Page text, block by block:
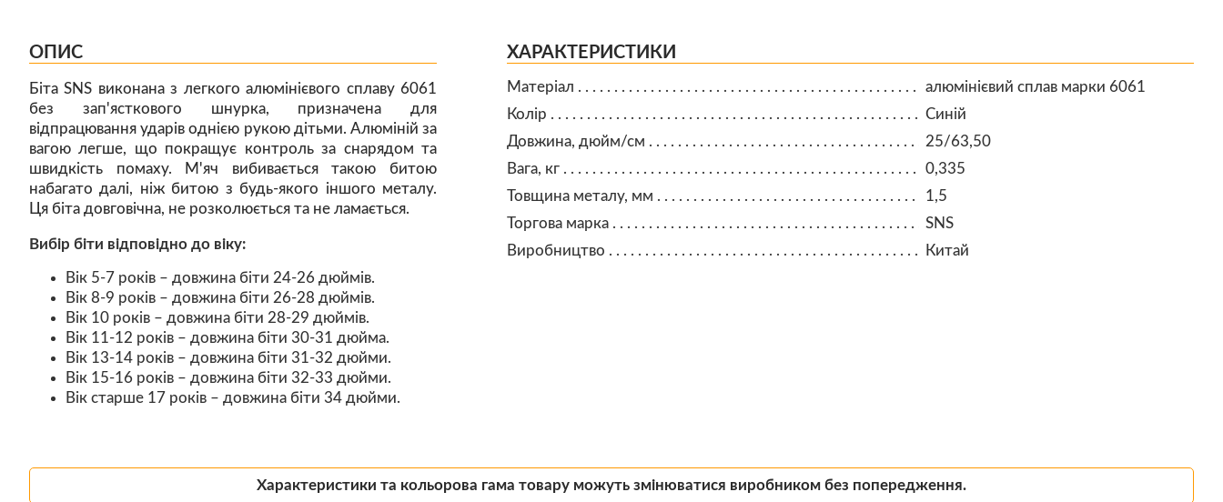
ОПИС
Біта SNS виконана з легкого алюмінієвого сплаву 6061
без зап'ясткового шнурка, призначена для
відпрацювання ударів однією рукою дітьми. Алюміній за
вагою легше, що покращує контроль за снарядом та
швидкість помаху. М'яч вибивається такою битою
набагато далі, ніж битою з будь-якого іншого металу.
Ця біта довговічна, не розколюється та не ламається.
Вибір біти відповідно до віку:
Вік 5-7 років – довжина біти 24-26 дюймів.
Вік 8-9 років – довжина біти 26-28 дюймів.
Вік 10 років – довжина біти 28-29 дюймів.
Вік 11-12 років – довжина біти 30-31 дюйма.
Вік 13-14 років – довжина біти 31-32 дюйми.
Вік 15-16 років – довжина біти 32-33 дюйми.
Вік старше 17 років – довжина біти 34 дюйми.
ХАРАКТЕРИСТИКИ
Матеріал
алюмінієвий сплав марки 6061
Колір
Синій
Довжина, дюйм/см
25/63,50
Вага, кг
0,335
Товщина металу, мм
1,5
Торгова марка
SNS
Виробництво
Китай
Характеристики та кольорова гама товару можуть змінюватися виробником без попередження.